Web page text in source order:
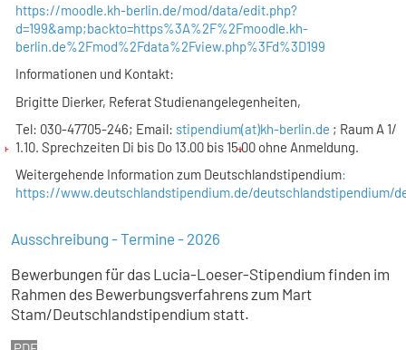
https://moodle.kh-berlin.de/mod/data/edit.php?
d=199&amp;backto=https%3A%2F%2Fmoodle.kh-
berlin.de%2Fmod%2Fdata%2Fview.php%3Fd%3D199
Informationen und Kontakt:
Brigitte Dierker, Referat Studienangelegenheiten,
Tel: 030-47705-246; Email: stipendium(at)kh-berlin.de ; Raum A 1/
1.10. Sprechzeiten Di bis Do 13.00 bis 15.00 ohne Anmeldung.
Weitergehende Information zum Deutschlandstipendium:
https://www.deutschlandstipendium.de/deutschlandstipendium/
Ausschreibung - Termine - 2026
Bewerbungen für das Lucia-Loeser-Stipendium finden im
Rahmen des Bewerbungsverfahrens zum Mart
Stam/Deutschlandstipendium statt.